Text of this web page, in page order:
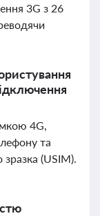
3G з 26
4G,
та
(USIM).